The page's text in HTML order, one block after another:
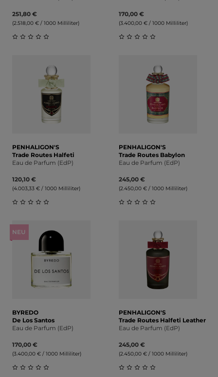
251,80 €
(2.518,00 € / 1000 Milliliter)
170,00 €
(3.400,00 € / 1000 Milliliter)
PENHALIGON'S
Trade Routes Halfeti
Eau de Parfum (EdP)
120,10 €
(4.003,33 € / 1000 Milliliter)
PENHALIGON'S
Trade Routes Babylon
Eau de Parfum (EdP)
245,00 €
(2.450,00 € / 1000 Milliliter)
NEU
BYREDO
De Los Santos
Eau de Parfum (EdP)
170,00 €
(3.400,00 € / 1000 Milliliter)
PENHALIGON'S
Trade Routes Halfeti Leather
Eau de Parfum (EdP)
245,00 €
(2.450,00 € / 1000 Milliliter)